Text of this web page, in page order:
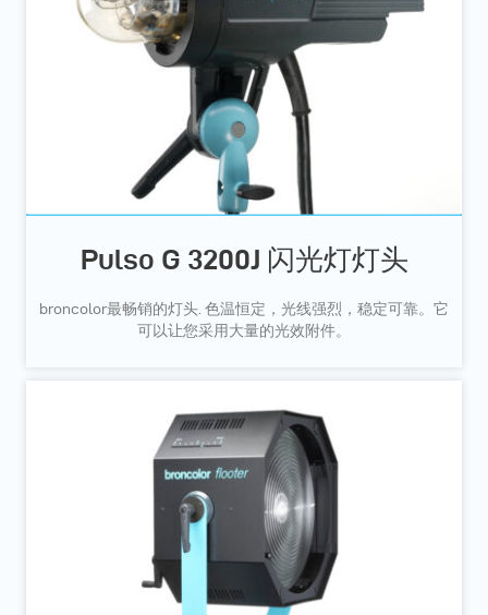
Pulso G 3200J 闪光灯灯头
broncolor最畅销的灯头. 色温恒定，光线强烈，稳定可靠。它
可以让您采用大量的光效附件。